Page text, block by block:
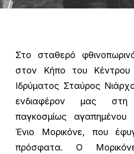
Στο σταθερό
στον Κήπο του Κέντρου
Ιδρύματος Σταύρος
ενδιαφέρον μας
παγκοσμίως αγαπημένου
Ένιο Μορικόνε, που
πρόσφατα. Ο